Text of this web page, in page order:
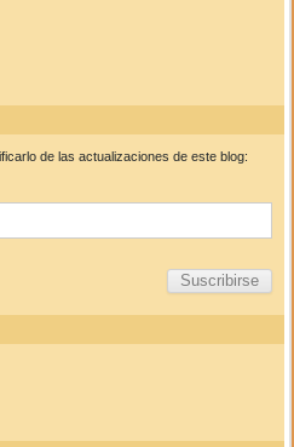
de las actualizaciones de este blog: